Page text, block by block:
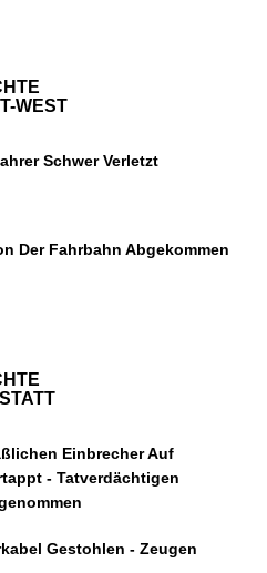
WEST
Schwer Verletzt
Der Fahrbahn Abgekommen
Einbrecher Auf
- Tatverdächtigen
Gestohlen - Zeugen